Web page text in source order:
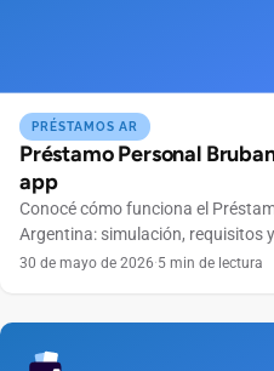
PRÉSTAMOS AR
Préstamo Personal
app
Conocé cómo funciona el
Argentina: simulación, requisitos
celular, sin sucursales.
30 de mayo de 2026·5 min de lectura